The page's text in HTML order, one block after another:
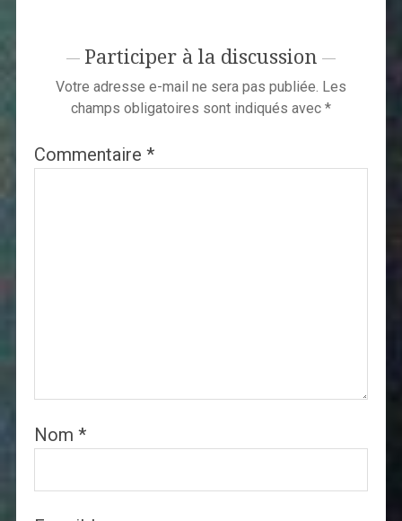
Participer à la discussion
Votre adresse e-mail ne sera pas publiée. Les
champs obligatoires sont indiqués avec *
Commentaire *
Nom *